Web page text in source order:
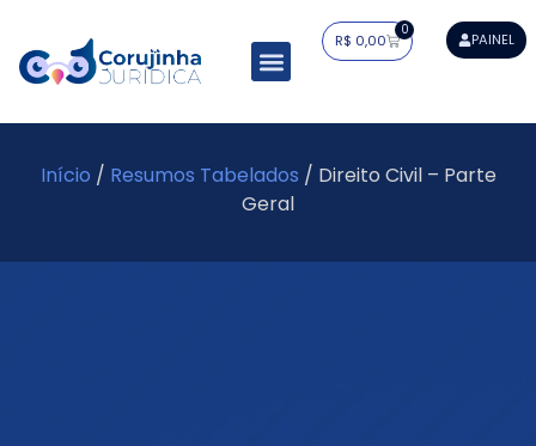
R$ 0,00
0
PAINEL
Início / Resumos Tabelados / Direito Civil – Parte
Geral